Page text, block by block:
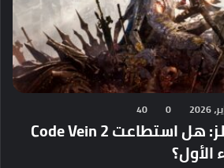
0
40
عودة الأنمي سولز: هل استطاعت Code Vein 2